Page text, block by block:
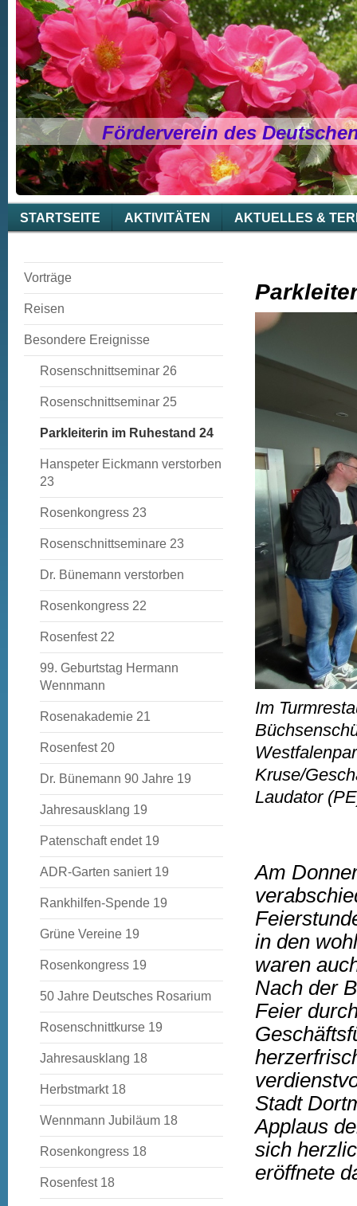
Förderverein des
STARTSEITE AKTIVITÄTEN AKTUELLES &
Vorträge
Reisen
Besondere Ereignisse
Rosenschnittseminar 26
Rosenschnittseminar 25
Parkleiterin im Ruhestand 24
Hanspeter Eickmann verstorben
23
Rosenkongress 23
Rosenschnittseminare 23
Dr. Bünemann verstorben
Rosenkongress 22
Rosenfest 22
99. Geburtstag Hermann
Wennmann
Rosenakademie 21
Rosenfest 20
Dr. Bünemann 90 Jahre 19
Jahresausklang 19
Patenschaft endet 19
ADR-Garten saniert 19
Rankhilfen-Spende 19
Grüne Vereine 19
Rosenkongress 19
50 Jahre Deutsches Rosarium
Rosenschnittkurse 19
Jahresausklang 18
Herbstmarkt 18
Wennmann Jubiläum 18
Rosenkongress 18
Rosenfest 18
Im
Kruse/
Laudator
Am
in den
waren
Nach der
Feier
Stadt
Applaus
sich
eröffnete